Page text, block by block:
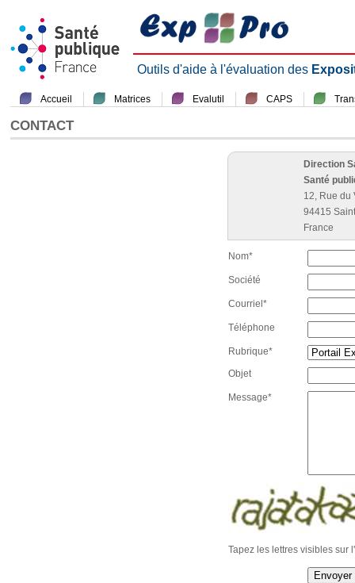
Outils d'aide à l'évaluation des
Accueil Matrices Evalutil CAPS
CONTACT
Direction
Santé
12, Rue du
94415
France
Nom*
Société
Courriel*
Téléphone
Rubrique*
Objet
Message*
Tapez les lettres visibles sur
Envoyer